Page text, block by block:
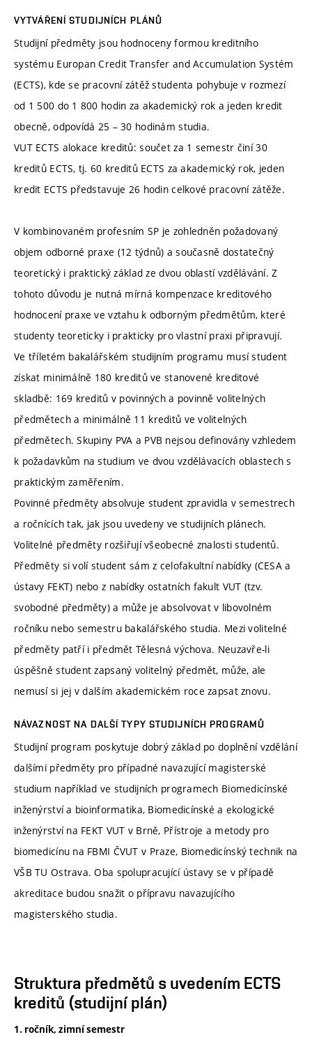
VYTVÁŘENÍ STUDIJNÍCH PLÁNŮ
Studijní předměty jsou hodnoceny formou kreditního
systému Europan Credit Transfer and Accumulation Systém
(ECTS), kde se pracovní zátěž studenta pohybuje v rozmezí
od 1 500 do 1 800 hodin za akademický rok a jeden kredit
obecně, odpovídá 25 – 30 hodinám studia.
VUT ECTS alokace kreditů: součet za 1 semestr činí 30
kreditů ECTS, tj. 60 kreditů ECTS za akademický rok, jeden
kredit ECTS představuje 26 hodin celkové pracovní zátěže.
V kombinovaném profesním SP je zohledněn požadovaný
objem odborné praxe (12 týdnů) a současně dostatečný
teoretický i praktický základ ze dvou oblastí vzdělávání. Z
tohoto důvodu je nutná mírná kompenzace kreditového
hodnocení praxe ve vztahu k odborným předmětům, které
studenty teoreticky i prakticky pro vlastní praxi připravují.
Ve tříletém bakalářském studijním programu musí student
získat minimálně 180 kreditů ve stanovené kreditové
skladbě: 169 kreditů v povinných a povinně volitelných
předmětech a minimálně 11 kreditů ve volitelných
předmětech. Skupiny PVA a PVB nejsou definovány vzhledem
k požadavkům na studium ve dvou vzdělávacích oblastech s
praktickým zaměřením.
Povinné předměty absolvuje student zpravidla v semestrech
a ročnících tak, jak jsou uvedeny ve studijních plánech.
Volitelné předměty rozšiřují všeobecné znalosti studentů.
Předměty si volí student sám z celofakultní nabídky (CESA a
ústavy FEKT) nebo z nabídky ostatních fakult VUT (tzv.
svobodné předměty) a může je absolvovat v libovolném
ročníku nebo semestru bakalářského studia. Mezi volitelné
předměty patří i předmět Tělesná výchova. Neuzavře-li
úspěšně student zapsaný volitelný předmět, může, ale
nemusí si jej v dalším akademickém roce zapsat znovu.
NÁVAZNOST NA DALŠÍ TYPY STUDIJNÍCH PROGRAMŮ
Studijní program poskytuje dobrý základ po doplnění vzdělání
dalšími předměty pro případné navazující magisterské
studium například ve studijních programech Biomedicínské
inženýrství a bioinformatika, Biomedicínské a ekologické
inženýrství na FEKT VUT v Brně, Přístroje a metody pro
biomedicínu na FBMI ČVUT v Praze, Biomedicínský technik na
VŠB TU Ostrava. Oba spolupracující ústavy se v případě
akreditace budou snažit o přípravu navazujícího
magisterského studia.
Struktura předmětů s uvedením ECTS
kreditů (studijní plán)
1. ročník, zimní semestr